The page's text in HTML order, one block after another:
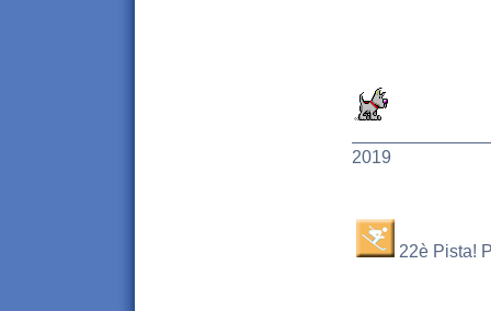
2019
22è Pista!